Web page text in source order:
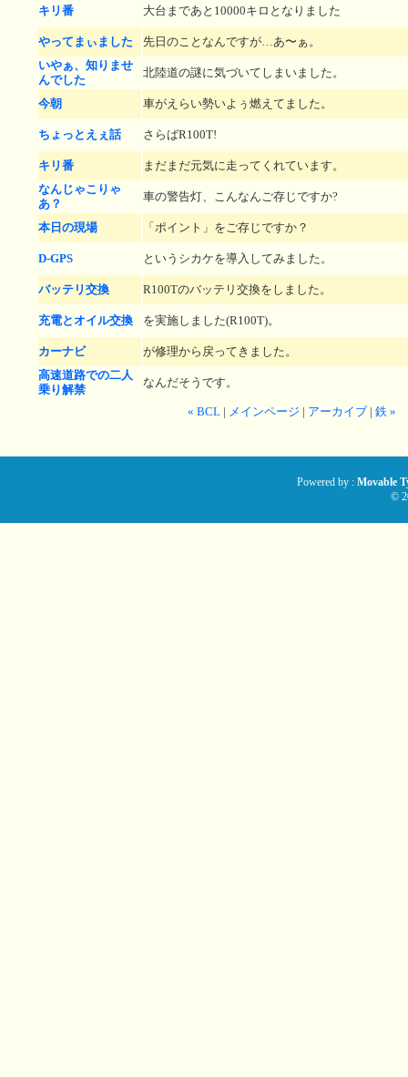
キリ番 大台まであと10000キロとなりました
やってまぃました
先日のことなんですが…あ〜ぁ。
いやぁ、知りませ
んでした
北陸道の謎に気づいてしまいました。
今朝 車がえらい勢いよぅ燃えてました。
ちょっとえぇ話 さらばR100T!
キリ番
まだまだ元気に走ってくれています。
なんじゃこりゃ
あ？
車の警告灯、こんなんご存じですか?
本日の現場 「ポイント」をご存じですか？
D-GPS というシカケを導入してみました。
バッテリ交換 R100Tのバッテリ交換をしました。
充電とオイル交換 を実施しました(R100T)。
カーナビ
が修理から戻ってきました。
高速道路での二人
乗り解禁
なんだそうです。
« BCL| メインページ | アーカイブ| 鉄 »
Powered by : Movable
©